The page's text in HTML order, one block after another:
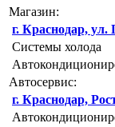
Магазин:
г. Краснодар, ул.
Системы холода
Автосервис:
г. Краснодар,